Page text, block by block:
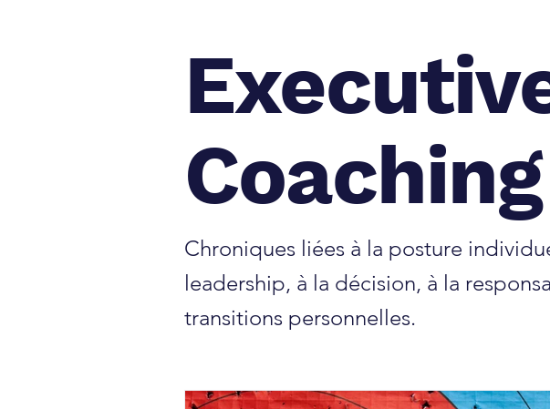
Coaching
Chroniques liées à la posture
leadership, à la décision, à la
transitions personnelles.